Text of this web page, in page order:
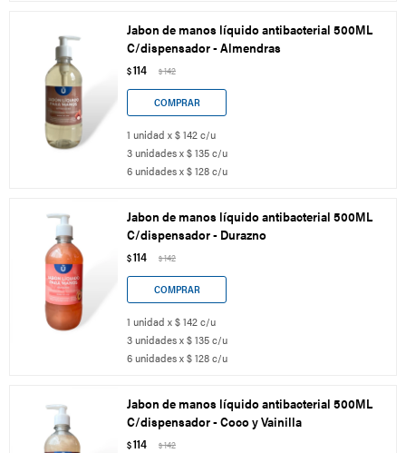
Jabon de manos líquido antibacterial 500ML
C/dispensador - Almendras
$114 $142
1 unidad x $ 142 c/u
3 unidades x $ 135 c/u
6 unidades x $ 128 c/u
Jabon de manos líquido antibacterial 500ML
C/dispensador - Durazno
$114 $142
1 unidad x $ 142 c/u
3 unidades x $ 135 c/u
6 unidades x $ 128 c/u
Jabon de manos líquido antibacterial 500ML
C/dispensador - Coco y Vainilla
$114 $142